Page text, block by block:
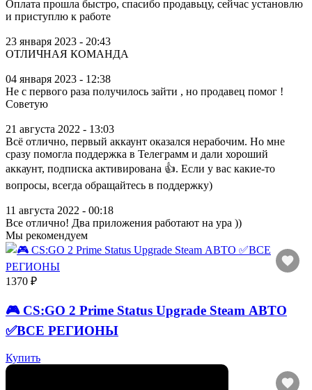
Оплата прошла быстро, спасибо продавьцу, сейчас установлю
и приступлю к работе
23 января 2023 - 20:43
ОТЛИЧНАЯ КОМАНДА
04 января 2023 - 12:38
Не с первого раза получилось зайти , но продавец помог !
Советую
21 августа 2022 - 13:03
Всё отлично, первый аккаунт оказался нерабочим. Но мне
сразу помогла поддержка в Телеграмм и дали хороший
аккаунт, подписка активирована 👍. Если у вас какие-то
вопросы, всегда обращайтесь в поддержку)
11 августа 2022 - 00:18
Все отлично! Два приложения работают на ура ))
Мы рекомендуем
1370 ₽
🎮 CS:GO 2 Prime Status Upgrade Steam АВТО
✅ВСЕ РЕГИОНЫ
Купить